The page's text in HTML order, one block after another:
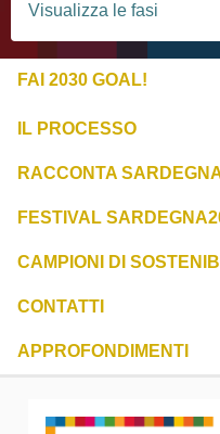
Visualizza le fasi
FAI 2030 GOAL!
IL PROCESSO
RACCONTA
FESTIVAL
CAMPIONI DI
CONTATTI
APPROFONDIMENTI